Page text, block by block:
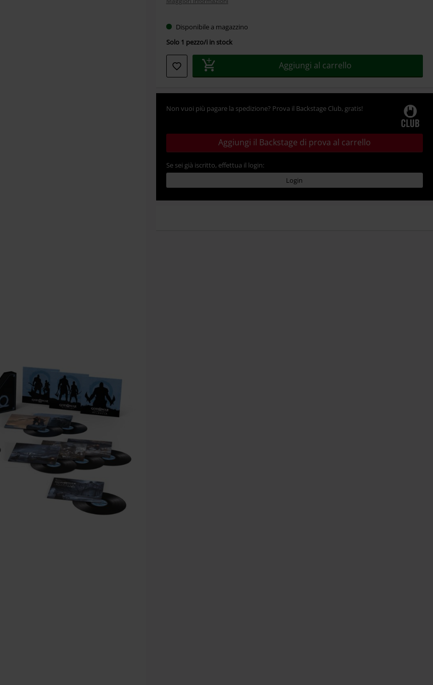
Disponibile a magazzino
Solo 1 pezzo/i in stock
Aggiungi al carrello
Non vuoi più pagare la spedizione? Prova il Backstage Club, gratis!
Aggiungi il Backstage di prova al carrello
Se sei già iscritto, effettua il login:
Login